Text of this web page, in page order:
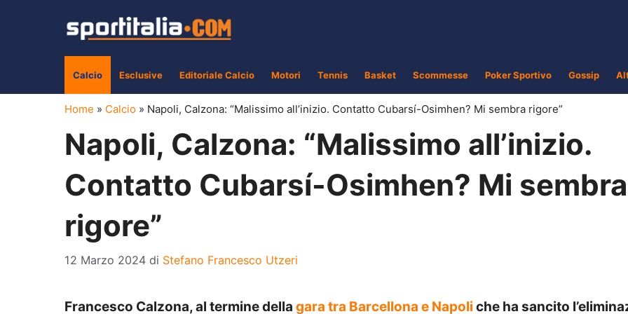
Calcio Esclusive Editoriale Calcio Motori Tennis Basket Scommesse Poker Sportivo Gossip
Home » Calcio » Napoli, Calzona: “Malissimo all’inizio. Contatto Cubarsí-Osimhen? Mi sembra rigore”
Napoli, Calzona: “Malissimo all’inizio.
Contatto Cubarsí-Osimhen? Mi sembra
rigore”
12 Marzo 2024 di Stefano Francesco Utzeri
Francesco Calzona, al termine della gara tra Barcellona e Napoli che ha sancito